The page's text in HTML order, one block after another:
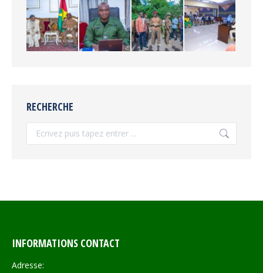
RECHERCHE
INFORMATIONS CONTACT
Adresse: